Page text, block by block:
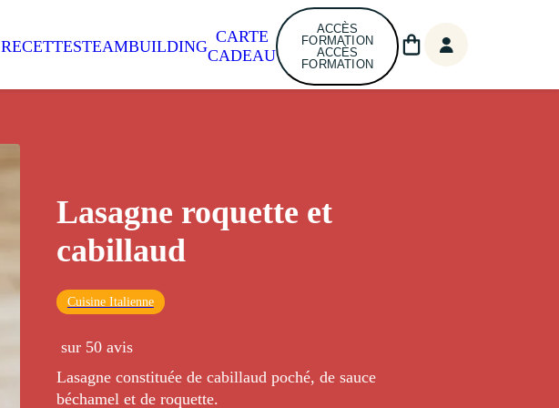
RECETTESTEAMBUILDING
CARTE
CADEAU
ACCÈS
FORMATION
ACCÈS
FORMATION
Lasagne roquette et
cabillaud
Cuisine Italienne
sur 50 avis
Lasagne constituée de cabillaud poché, de sauce
béchamel et de roquette.